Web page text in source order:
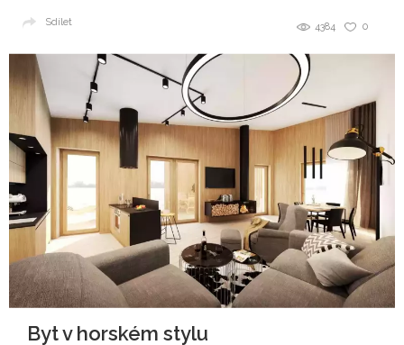
0
4384
Sdílet
Byt v horském stylu